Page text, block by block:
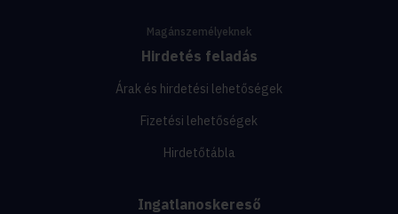
Magánszemélyeknek
Hirdetés feladás
Árak és hirdetési lehetőségek
Fizetési lehetőségek
Hirdetőtábla
Ingatlanoskereső